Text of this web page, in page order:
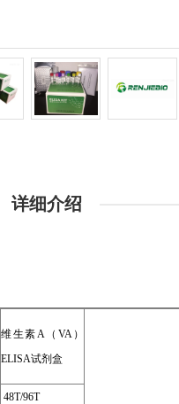
详细介绍
维生素A（VA）
ELISA试剂盒
48T/96T